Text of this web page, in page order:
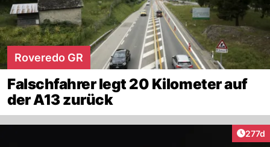
Roveredo GR
Falschfahrer legt 20 Kilometer auf
der A13 zurück
277d